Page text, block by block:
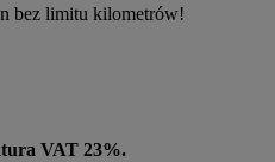
bez limitu kilometrów!
VAT 23%.